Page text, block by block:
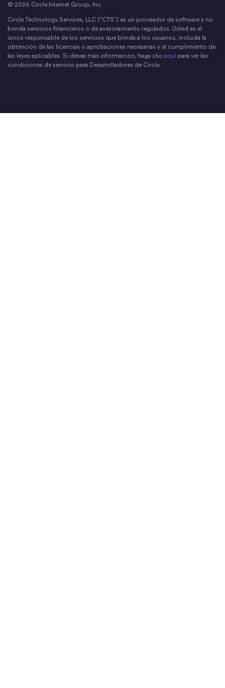
© 2026 Circle Internet Group, Inc
Circle Technology Services, LLC (“CTS”) es un proveedor de software y no
brinda servicios financieros o de asesoramiento regulados. Usted es el
único responsable de los servicios que brinda a los usuarios, incluida la
obtención de las licencias o aprobaciones necesarias y el cumplimiento de
las leyes aplicables. Si desea más información, haga clic aquí para ver las
condiciones de servicio para Desarrolladores de Circle.